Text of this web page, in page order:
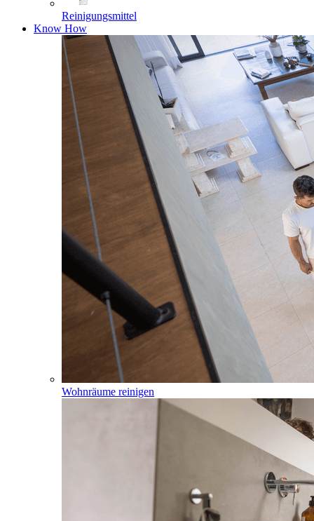
Reinigungsmittel
Know How
Wohnräume reinigen